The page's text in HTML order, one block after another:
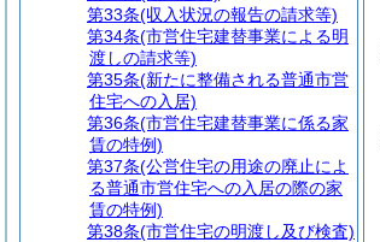
第33条(収入状況の報告の請求等)
第34条(市営住宅建替事業による明
渡しの請求等)
第35条(新たに整備される普通市営
住宅への入居)
第36条(市営住宅建替事業に係る家
賃の特例)
第37条(公営住宅の用途の廃止によ
る普通市営住宅への入居の際の家
賃の特例)
第38条(市営住宅の明渡し及び検査)